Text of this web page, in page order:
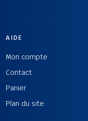
AIDE
Mon compte
Contact
Panier
Plan du site